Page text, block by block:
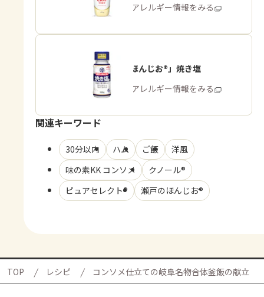
商品・アレルギー情報をみる
「瀬戸のほんじお®」焼き塩
商品・アレルギー情報をみる
関連キーワード
30分以内 ハム ご飯
洋風
味の素KK コンソメ
クノール®
ピュアセレクト®
瀬戸のほんじお®
TOP レシピ コンソメ仕立ての岐阜名物合体釜飯の献立